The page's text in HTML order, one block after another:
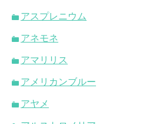
アスプレニウム
アネモネ
アマリリス
アメリカンブルー
アヤメ